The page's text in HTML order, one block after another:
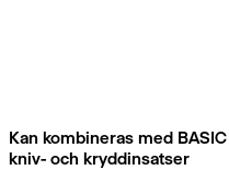
Kan kombineras med BASIC
kniv- och kryddinsatser